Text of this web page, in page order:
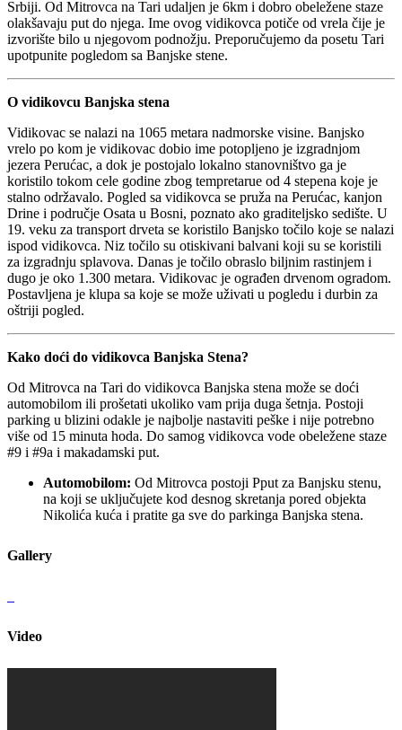
Srbiji. Od Mitrovca na Tari udaljen je 6km i dobro obeležene staze
olakšavaju put do njega. Ime ovog vidikovca potiče od vrela čije je
izvorište bilo u njegovom podnožju. Preporučujemo da posetu Tari
upotpunite pogledom sa Banjske stene.
O vidikovcu Banjska stena
Vidikovac se nalazi na 1065 metara nadmorske visine. Banjsko
vrelo po kom je vidikovac dobio ime potopljeno je izgradnjom
jezera Perućac, a dok je postojalo lokalno stanovništvo ga je
koristilo tokom cele godine zbog tempretarue od 4 stepena koje je
stalno održavalo. Pogled sa vidikovca se pruža na Perućac, kanjon
Drine i područje Osata u Bosni, poznato ako graditeljsko sedište. U
19. veku za transport drveta se koristilo Banjsko točilo koje se nalazi
ispod vidikovca. Niz točilo su otiskivani balvani koji su se koristili
za izgradnju splavova. Danas je točilo obraslo biljnim rastinjem i
dugo je oko 1.300 metara. Vidikovac je ograđen drvenom ogradom.
Postavljena je klupa sa koje se može uživati u pogledu i durbin za
oštriji pogled.
Kako doći do vidikovca Banjska Stena?
Od Mitrovca na Tari do vidikovca Banjska stena može se doći
automobilom ili prošetati ukoliko vam prija duga šetnja. Postoji
parking u blizini odakle je najbolje nastaviti peške i nije potrebno
više od 15 minuta hoda. Do samog vidikovca vode obeležene staze
#9 i #9a i makadamski put.
Automobilom: Od Mitrovca postoji Pput za Banjsku stenu,
na koji se uključujete kod desnog skretanja pored objekta
Nikolića kuća i pratite ga sve do parkinga Banjska stena.
Gallery
Video